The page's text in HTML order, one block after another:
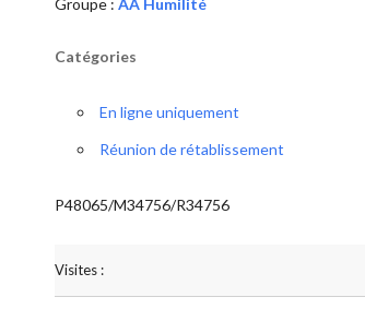
Groupe : AA Humilité
Catégories
En ligne uniquement
Réunion de rétablissement
P48065/M34756/R34756
Visites :